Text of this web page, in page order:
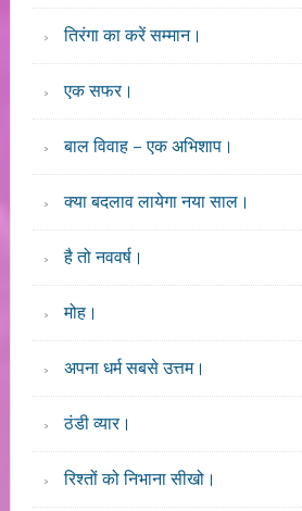
तिरंगा का करें सम्मान।
एक सफर।
बाल विवाह – एक अभिशाप।
क्या बदलाव लायेगा नया साल।
है तो नववर्ष।
मोह।
अपना धर्म सबसे उत्तम।
ठंडी व्यार।
रिश्तों को निभाना सीखो।